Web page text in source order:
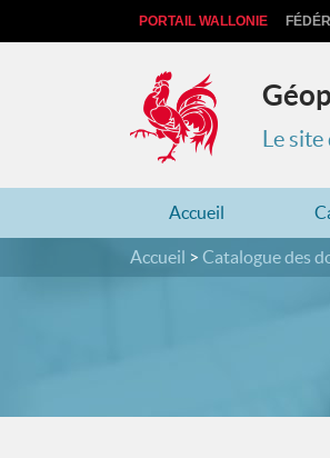
PORTAIL WALLONIE
Le
Accueil
Accueil Catalogue des